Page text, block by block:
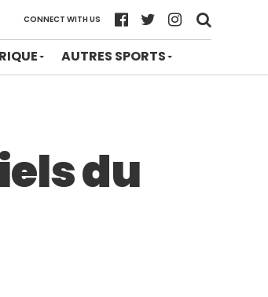
CONNECT WITH US
AUTRES SPORTS
du